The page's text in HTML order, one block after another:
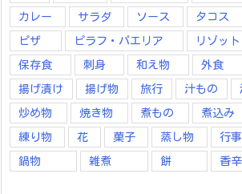
カレー サラダ ソース タコス
ピザ ピラフ・パエリア リゾッ
保存食 刺身 和え物 外食
揚げ漬け 揚げ物 旅行 汁もの
炒め物 焼き物 煮もの 煮込み
練り物 花 菓子 蒸し物 行事
鍋物 雑煮 餅 香